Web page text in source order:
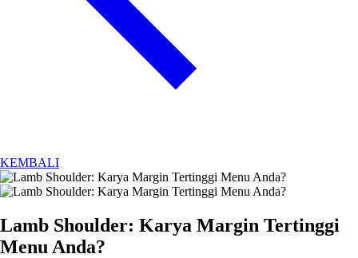
KEMBALI
Lamb Shoulder: Karya Margin Tertinggi
Menu Anda?